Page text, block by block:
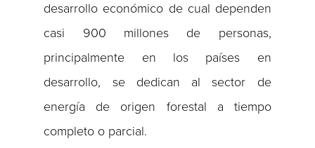
desarrollo económico de cual dependen
casi 900 millones de personas,
principalmente en los países en
desarrollo, se dedican al sector de
energía de origen forestal a tiempo
completo o parcial.